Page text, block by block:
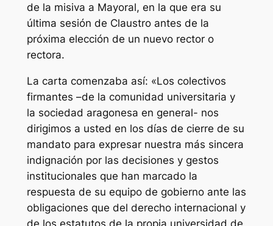
de la misiva a Mayoral, en la que era su
última sesión de Claustro antes de la
próxima elección de un nuevo rector o
rectora.
La carta comenzaba así: «Los colectivos
firmantes –de la comunidad universitaria y
la sociedad aragonesa en general- nos
dirigimos a usted en los días de cierre de su
mandato para expresar nuestra más sincera
indignación por las decisiones y gestos
institucionales que han marcado la
respuesta de su equipo de gobierno ante las
obligaciones que del derecho internacional y